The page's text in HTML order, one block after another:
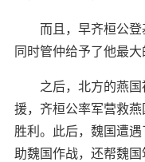
而且，早齐桓公登
同时管仲给予了他最大
之后，北方的燕
援，齐桓公率军营救
胜利。此后，魏国遭
助魏国作战，还帮魏国